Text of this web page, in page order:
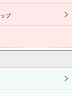
プ